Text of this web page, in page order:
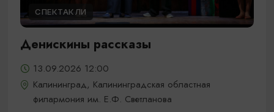
СПЕКТАКЛИ
Денискины рассказы
13.09.2026 12:00
Калининград, Калининградская областная
филармония им. Е.Ф. Светланова